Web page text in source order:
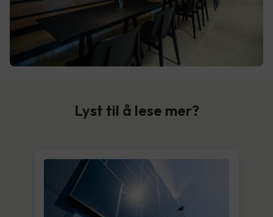
Lyst til å lese mer?